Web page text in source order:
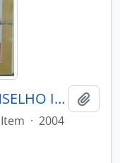
PORANTIM - BRASÍLIA CONSELHO INDIGENISTA MISSIONÁRIO - 2004 - Nº271
Item · 2004